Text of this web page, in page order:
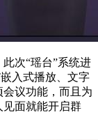
次“瑶台”系统进
入式播放、文字
议功能，而且为
见面就能开启群